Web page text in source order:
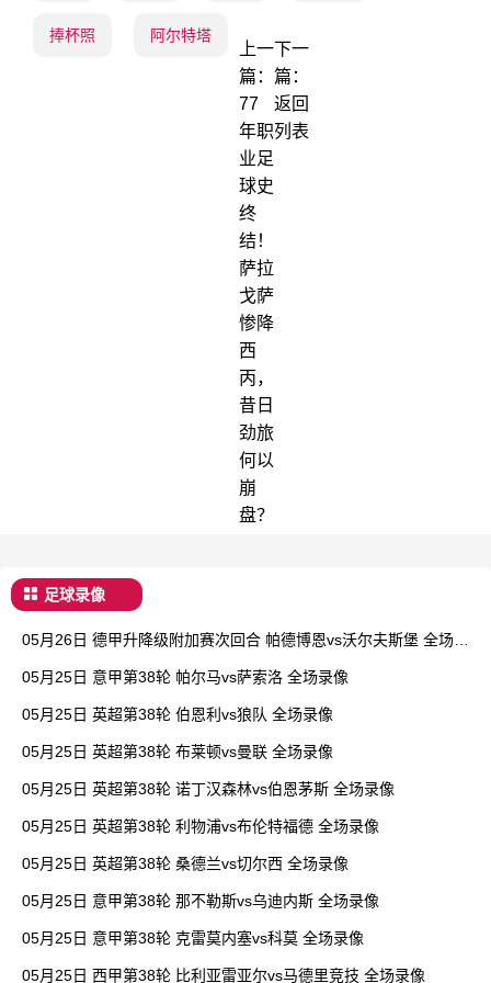
捧杯照 阿尔特塔
上一
篇：
77
年职
业足
球史
终
结！
萨拉
戈萨
惨降
西
丙，
昔日
劲旅
何以
崩
盘？
下一
篇：
返回
列表
足球录像
05月26日 德甲升降级附加赛次回合 帕德博恩vs沃尔夫斯堡 全场录
05月25日 意甲第38轮 帕尔马vs萨索洛 全场录像
05月25日 英超第38轮 伯恩利vs狼队 全场录像
05月25日 英超第38轮 布莱顿vs曼联 全场录像
05月25日 英超第38轮 诺丁汉森林vs伯恩茅斯 全场录像
05月25日 英超第38轮 利物浦vs布伦特福德 全场录像
05月25日 英超第38轮 桑德兰vs切尔西 全场录像
05月25日 意甲第38轮 那不勒斯vs乌迪内斯 全场录像
05月25日 意甲第38轮 克雷莫内塞vs科莫 全场录像
05月25日 西甲第38轮 比利亚雷亚尔vs马德里竞技 全场录像